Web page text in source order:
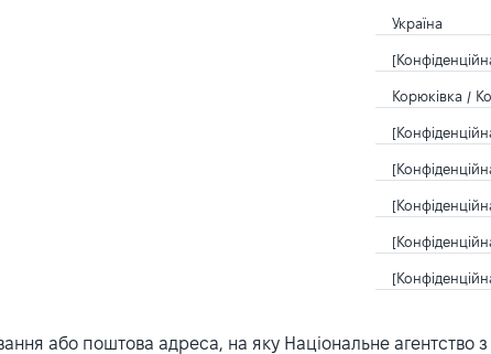
Україна
Корюківка /
або поштова адреса, на яку Національне агентство